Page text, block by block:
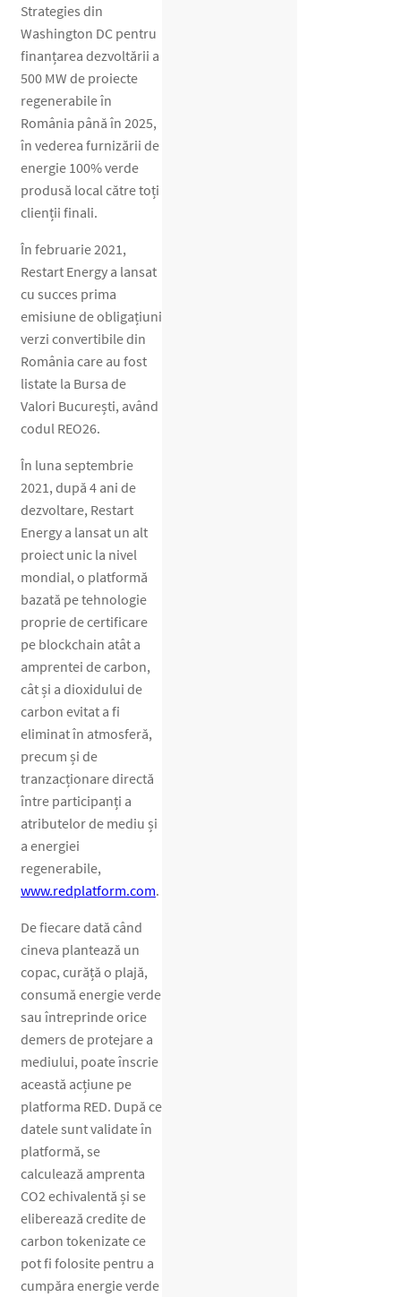
Strategies din
Washington DC pentru
finanțarea dezvoltării a
500 MW de proiecte
regenerabile în
România până în 2025,
în vederea furnizării de
energie 100% verde
produsă local către toți
clienții finali.
În februarie 2021,
Restart Energy a lansat
cu succes prima
emisiune de obligațiuni
verzi convertibile din
România care au fost
listate la Bursa de
Valori București, având
codul REO26.
În luna septembrie
2021, după 4 ani de
dezvoltare, Restart
Energy a lansat un alt
proiect unic la nivel
mondial, o platformă
bazată pe tehnologie
proprie de certificare
pe blockchain atât a
amprentei de carbon,
cât și a dioxidului de
carbon evitat a fi
eliminat în atmosferă,
precum și de
tranzacționare directă
între participanți a
atributelor de mediu și
a energiei
regenerabile,
www.redplatform.com.
De fiecare dată când
cineva plantează un
copac, curăță o plajă,
consumă energie verde
sau întreprinde orice
demers de protejare a
mediului, poate înscrie
această acțiune pe
platforma RED. După ce
datele sunt validate în
platformă, se
calculează amprenta
CO2 echivalentă și se
eliberează credite de
carbon tokenizate ce
pot fi folosite pentru a
cumpăra energie verde